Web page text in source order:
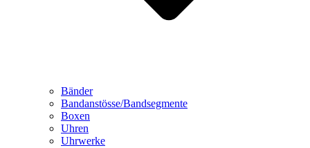
Bänder
Bandanstösse/Bandsegmente
Boxen
Uhren
Uhrwerke